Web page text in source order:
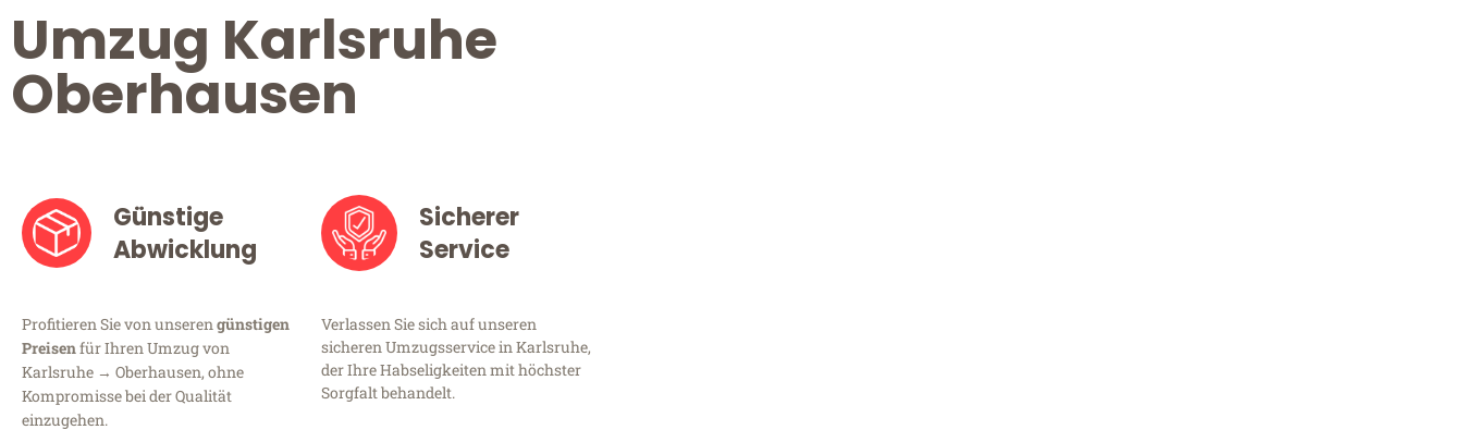
Umzug Karlsruhe
Oberhausen
Günstige
Abwicklung
Profitieren Sie von unserengünstigen
Preisenfür Ihren Umzug von
Karlsruhe → Oberhausen, ohne
Kompromisse bei der Qualität
einzugehen.
Sicherer
Service
Verlassen Sie sich auf unseren
sicheren Umzugsservice in Karlsruhe,
der Ihre Habseligkeiten mit höchster
Sorgfalt behandelt.